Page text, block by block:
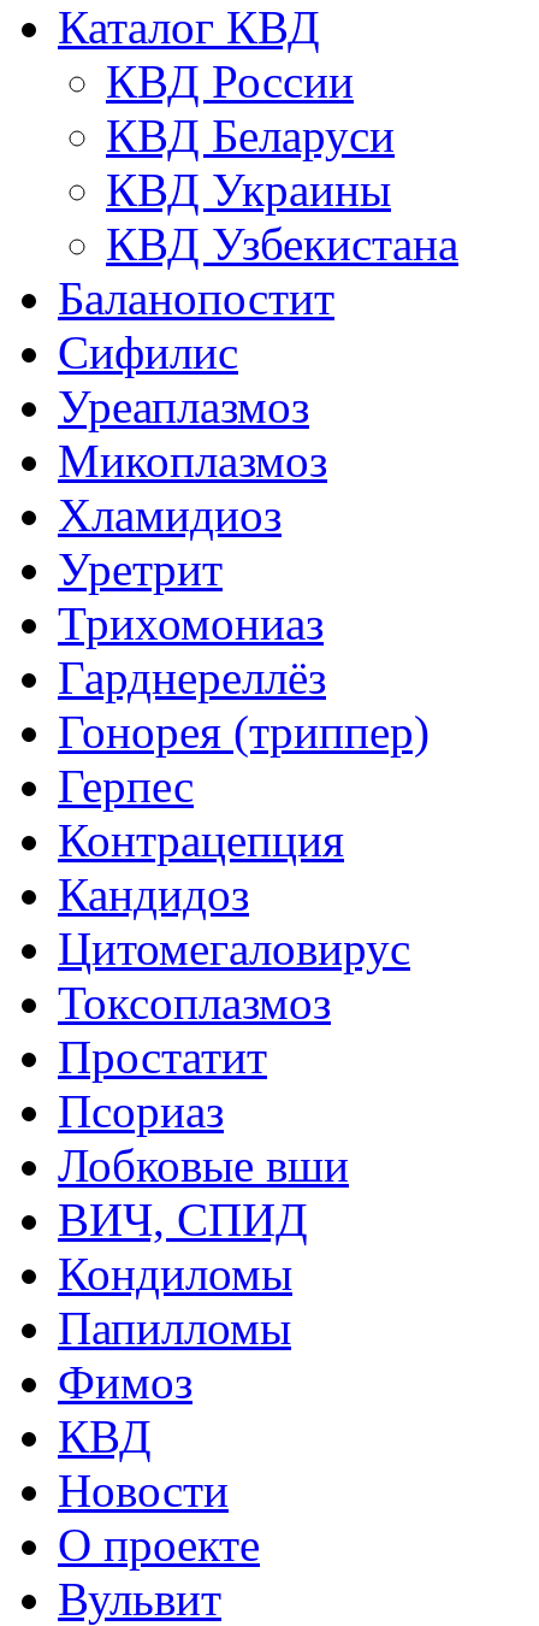
Каталог КВД
КВД России
КВД Беларуси
КВД Украины
КВД Узбекистана
Баланопостит
Сифилис
Уреаплазмоз
Микоплазмоз
Хламидиоз
Уретрит
Трихомониаз
Гарднереллёз
Гонорея (триппер)
Герпес
Контрацепция
Кандидоз
Цитомегаловирус
Токсоплазмоз
Простатит
Псориаз
Лобковые вши
ВИЧ, СПИД
Кондиломы
Папилломы
Фимоз
КВД
Новости
О проекте
Вульвит